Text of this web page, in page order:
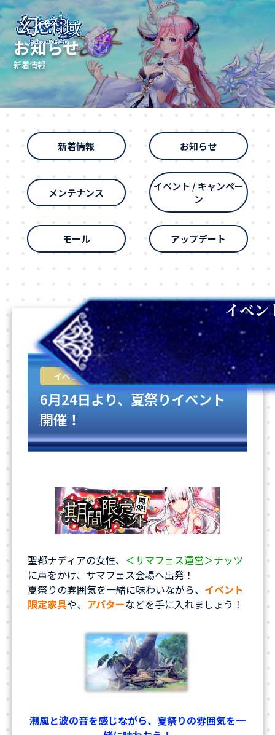
お知らせ
新着情報
新着情報 お知らせ
メンテナンス
イベント / キャンペー
ン
モール アップデート
イベ
イベント 2026-06-24
6月24日より、夏祭りイベント
開催！
聖都ナディアの女性、 ＜サマフェス運営＞ナッツ
に声をかけ、サマフェス会場へ出発！
夏祭りの雰囲気を一緒に味わいながら、 イベント
限定家具や、 アバターなどを手に入れましょう！
潮風と波の音を感じながら、夏祭りの雰囲気を一